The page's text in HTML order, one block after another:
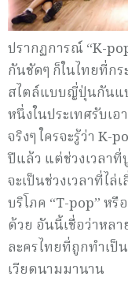
ปรากฏการณ์ “K-
กันชัดๆ ก็ในไทยที่ก
สไตล์แบบญี่ปุ่นกันแ
หนึ่งในประเทศรับเอ
จริงๆ ใครจะรู้ว่า K-
ปีแล้ว แต่ช่วงเวลาที่
จะเป็นช่วงเวลาที่ไ
บริโภค “T-pop” ห
ด้วย อันนี้เชื่อว่าหล
ละครไทยที่ถูกทำเป็
เวียดนามมานาน